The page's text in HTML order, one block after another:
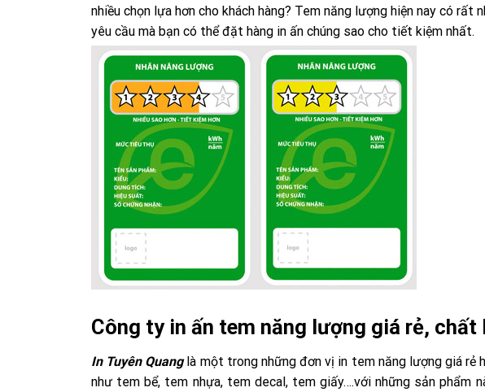
nhiều chọn lựa hơn cho khách hàng? Tem năng lượng hiện nay có
yêu cầu mà bạn có thể đặt hàng in ấn chúng sao cho tiết kiệm nhất.
Công ty in ấn tem năng lượng giá rẻ, chất
In Tuyên Quanglà một trong những đơn vị in tem năng lượng giá rẻ
như tem bể, tem nhựa, tem decal, tem giấy….với những sản phẩm